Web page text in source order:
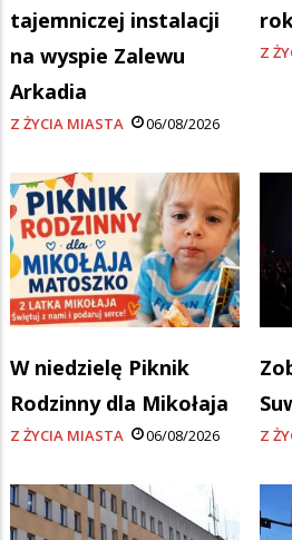
tajemniczej instalacji
na wyspie Zalewu
Arkadia
Z ŻYCIA MIASTA 06/08/2026
Z
W niedzielę Piknik
Rodzinny dla Mikołaja
Z ŻYCIA MIASTA 06/08/2026 Z